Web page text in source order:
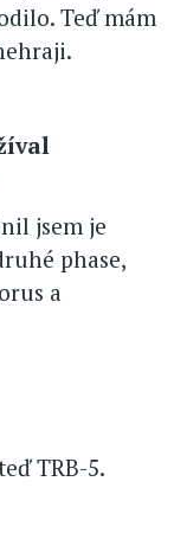
Teď mám
jsem je
phase,
a
TRB-5.